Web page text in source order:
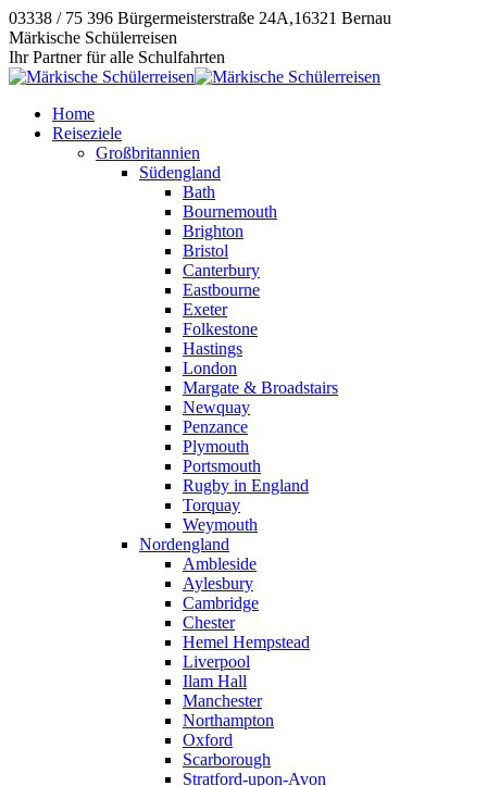
Zum
Inhalt
springen
03338 / 75 396 Bürgermeisterstraße 24A,16321 Bernau
Instagram
page
opens
new
window
E-
Mail
page
new
Facebook
page
opens
new
window
Märkische Schülerreisen
Ihr Partner für alle Schulfahrten
Home
Reiseziele
Großbritannien
Südengland
Bath
Bournemouth
Brighton
Bristol
Canterbury
Eastbourne
Exeter
Folkestone
Hastings
London
Margate & Broadstairs
Newquay
Penzance
Plymouth
Portsmouth
Rugby in England
Torquay
Weymouth
Nordengland
Ambleside
Aylesbury
Cambridge
Chester
Hemel Hempstead
Liverpool
Ilam Hall
Manchester
Northampton
Oxford
Scarborough
Stratford-upon-Avon